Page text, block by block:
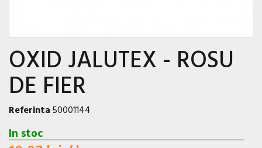
OXID JALUTEX - ROSU
DE FIER
Referinta50001144
In stoc